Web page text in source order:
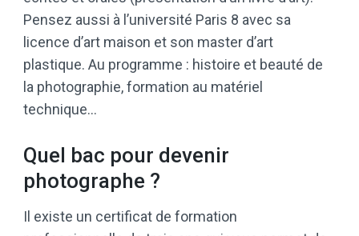
Pensez aussi à l’université Paris 8 avec sa
licence d’art maison et son master d’art
plastique. Au programme : histoire et beauté de
la photographie, formation au matériel
technique…
Quel bac pour devenir
photographe ?
Il existe un certificat de formation